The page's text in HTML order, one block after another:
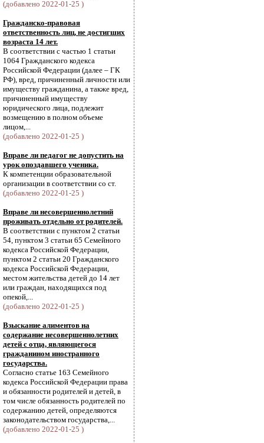
(добавлено 2022-01-25 )
Гражданско-правовая
ответственность лиц, не достигших
возраста 14 лет.
В соответствии с частью 1 статьи
1064 Гражданского кодекса
Российской Федерации (далее – ГК
РФ), вред, причиненный личности или
имуществу гражданина, а также вред,
причиненный имуществу
юридического лица, подлежит
возмещению в полном объеме
лицом,...
(добавлено 2022-01-25 )
Вправе ли педагог не допустить на
урок опоздавшего ученика.
К компетенции образовательной
организации в соответствии со ст.
(добавлено 2022-01-25 )
Вправе ли несовершеннолетний
проживать отдельно от родителей.
В соответствии с пунктом 2 статьи
54, пунктом 3 статьи 65 Семейного
кодекса Российской Федерации,
пунктом 2 статьи 20 Гражданского
кодекса Российской Федерации,
местом жительства детей до 14 лет
или граждан, находящихся под
опекой,...
(добавлено 2022-01-25 )
Взыскание алиментов на
содержание несовершеннолетних
детей с отца, являющегося
гражданином иностранного
государства.
Согласно статье 163 Семейного
кодекса Российской Федерации права
и обязанности родителей и детей, в
том числе обязанность родителей по
содержанию детей, определяются
законодательством государства,...
(добавлено 2022-01-25 )